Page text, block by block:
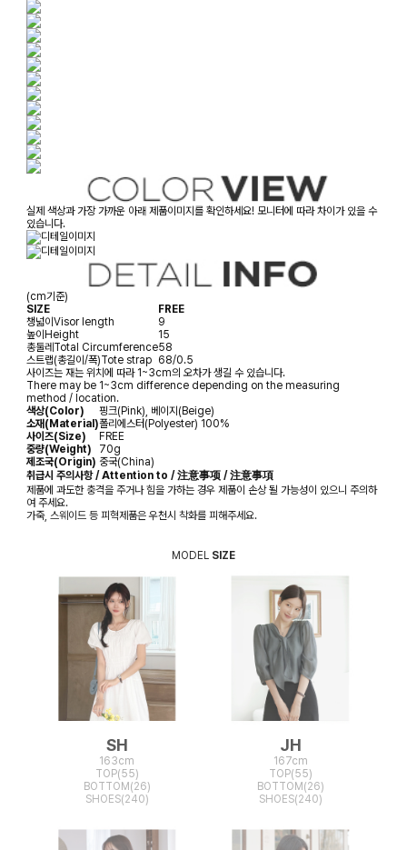
실제 색상과 가장 가까운 아래 제품이미지를 확인하세요! 모니터에 따라 차이가 있을 수
있습니다.
(cm기준)
SIZE
FREE
챙넓이Visor length
9
높이Height
15
총둘레Total Circumference58
스트랩(총길이/폭)Tote strap 68/0.5
사이즈는 재는 위치에 따라 1~3cm의 오차가 생길 수 있습니다.
There may be 1~3cm difference depending on the measuring
method / location.
색상(Color)
핑크(Pink), 베이지(Beige)
소재(Material)폴리에스터(Polyester) 100%
사이즈(Size)
FREE
중량(Weight)
70g
제조국(Origin) 중국(China)
취급시 주의사항 / Attention to / 注意事项 / 注意事項
제품에 과도한 충격을 주거나 힘을 가하는 경우 제품이 손상 될 가능성이 있으니 주의하
여 주세요.
가죽, 스웨이드 등 피혁제품은 우천시 착화를 피해주세요.
MODEL SIZE
SH
163cm
TOP(55)
BOTTOM(26)
SHOES(240)
JH
167cm
TOP(55)
BOTTOM(26)
SHOES(240)